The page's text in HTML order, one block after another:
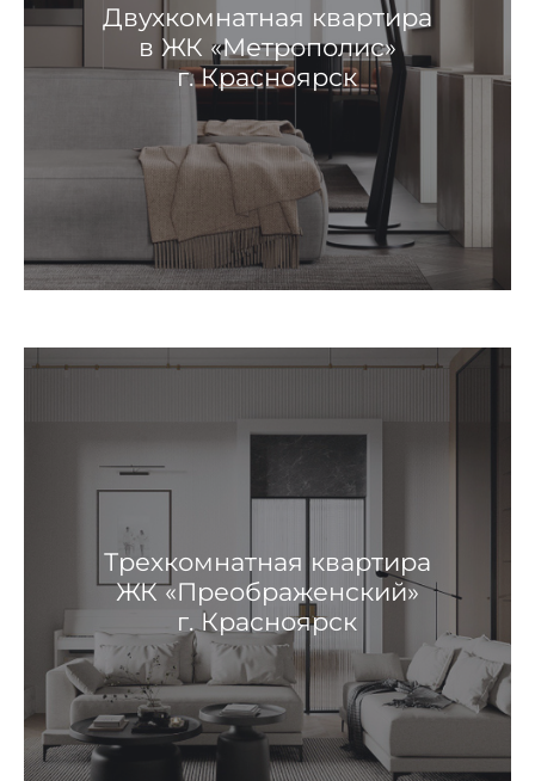
Двухкомнатная квартира
в ЖК «Метрополис»
г. Красноярск
Трехкомнатная квартира
ЖК «Преображенский»
г. Красноярск